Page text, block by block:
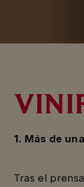
1. Más de
Tras el